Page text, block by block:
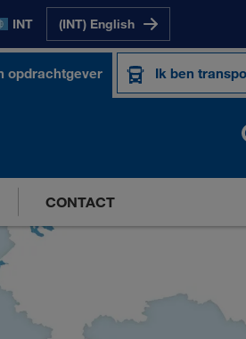
INT (INT) English
opdrachtgever Ik ben
CONTACT